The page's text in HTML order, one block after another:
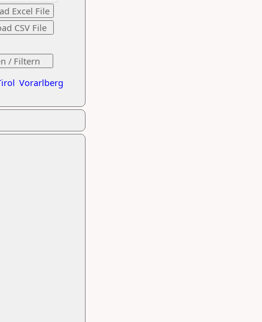
Vorarlberg